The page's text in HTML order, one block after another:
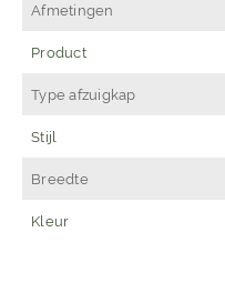
Afmetingen
Product
Type afzuigkap
Stijl
Breedte
Kleur